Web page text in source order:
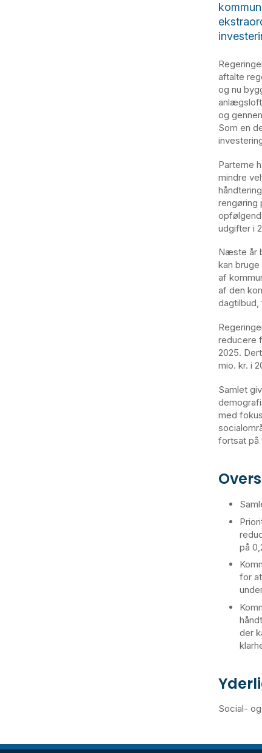
aftalte
og nu
og
Som en
Parterne
mindre
rengøring
udgifter i
Næste år
kan
af
af den
reducere
2025.
mio. kr. i
Samlet
med
fortsat på
på
for
der
Social-